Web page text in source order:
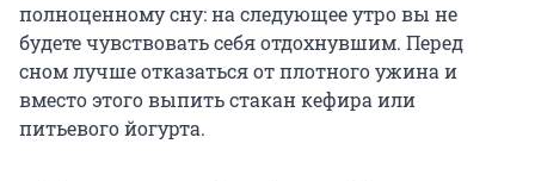
полноценному сну: на следующее утро вы не
будете чувствовать себя отдохнувшим. Перед
сном лучше отказаться от плотного ужина и
вместо этого выпить стакан кефира или
питьевого йогурта.